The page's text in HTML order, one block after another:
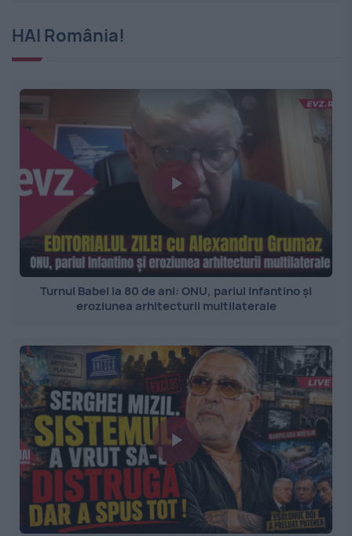
HAI România!
Turnul Babel la 80 de ani: ONU, pariul Infantino și
eroziunea arhitecturii multilaterale